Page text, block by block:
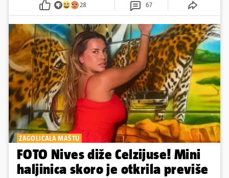
28 67
ZAGOLICALA MAŠTU
FOTO Nives diže Celzijuse! Mini
haljinica skoro je otkrila previše